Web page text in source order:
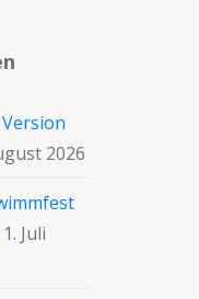
2026
1. Juli